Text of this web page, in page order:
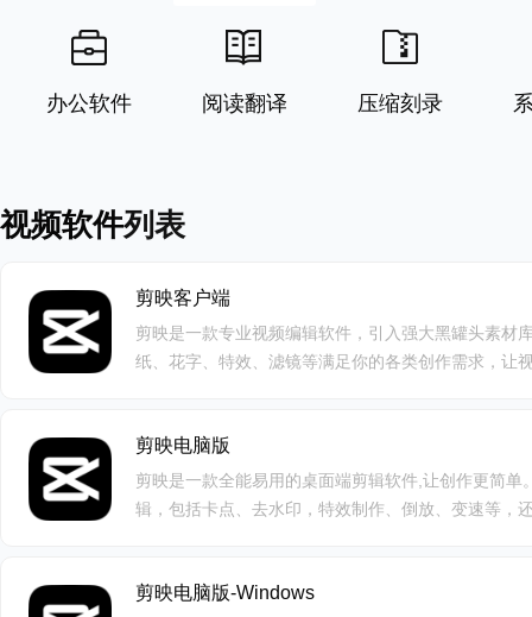
办公软件 阅读翻译 压缩刻录
视频软件列表
剪映客户端
剪映是一款专业视频编辑软件，引入强大黑罐头素材
纸、花字、特效、滤镜等满足你的各类创作需求，让
剪映电脑版
剪映是一款全能易用的桌面端剪辑软件,让创作更简
辑，包括卡点、去水印，特效制作、倒放、变速等，
剪映电脑版-Windows